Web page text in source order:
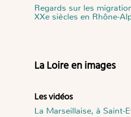
Regards sur les
XXe siècles en Rhône-
La Loire en images
Les vidéos
La Marseillaise, à Saint-